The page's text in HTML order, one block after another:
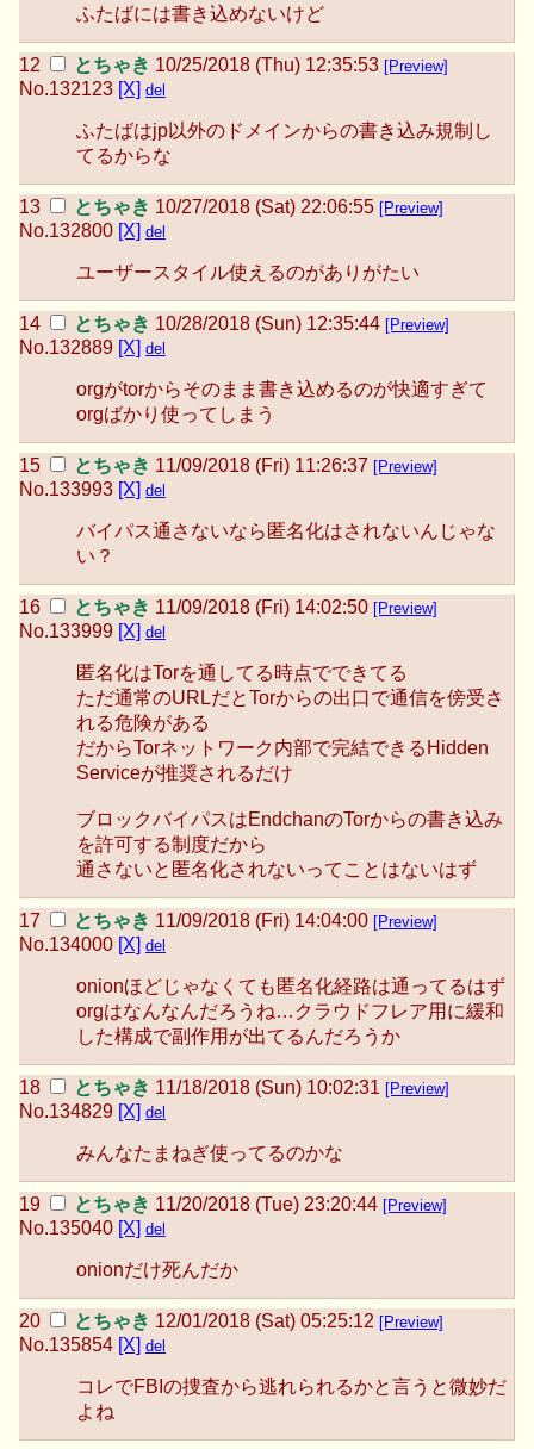
ふたばには書き込めないけど
とちゃき 10/25/2018 (Thu) 12:35:53 [Preview]
No.132123 [X] del
ふたばはjp以外のドメインからの書き込み規制し
てるからな
とちゃき 10/27/2018 (Sat) 22:06:55 [Preview]
No.132800 [X] del
ユーザースタイル使えるのがありがたい
とちゃき 10/28/2018 (Sun) 12:35:44 [Preview]
No.132889 [X] del
orgがtorからそのまま書き込めるのが快適すぎて
orgばかり使ってしまう
とちゃき 11/09/2018 (Fri) 11:26:37 [Preview]
No.133993 [X] del
バイパス通さないなら匿名化はされないんじゃな
い？
とちゃき 11/09/2018 (Fri) 14:02:50 [Preview]
No.133999 [X] del
匿名化はTorを通してる時点でできてる
ただ通常のURLだとTorからの出口で通信を傍受さ
れる危険がある
だからTorネットワーク内部で完結できるHidden
Serviceが推奨されるだけ
ブロックバイパスはEndchanのTorからの書き込み
を許可する制度だから
通さないと匿名化されないってことはないはず
とちゃき 11/09/2018 (Fri) 14:04:00 [Preview]
No.134000 [X] del
onionほどじゃなくても匿名化経路は通ってるはず
orgはなんなんだろうね…クラウドフレア用に緩和
した構成で副作用が出てるんだろうか
とちゃき 11/18/2018 (Sun) 10:02:31 [Preview]
No.134829 [X] del
みんなたまねぎ使ってるのかな
とちゃき 11/20/2018 (Tue) 23:20:44 [Preview]
No.135040 [X] del
onionだけ死んだか
とちゃき 12/01/2018 (Sat) 05:25:12 [Preview]
No.135854 [X] del
コレでFBIの捜査から逃れられるかと言うと微妙だ
よね